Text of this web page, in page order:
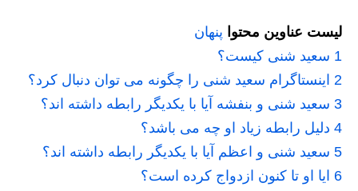
لیست عناوین محتوا پنهان
1 سعید شنی کیست؟
2 اینستاگرام سعید شنی را چگونه می توان دنبال کرد؟
3 سعید شنی و بنفشه آیا با یکدیگر رابطه داشته اند؟
4 دلیل رابطه زیاد او چه می باشد؟
5 سعید شنی و اعظم آیا با یکدیگر رابطه داشته اند؟
6 ایا او تا کنون ازدواج کرده است؟